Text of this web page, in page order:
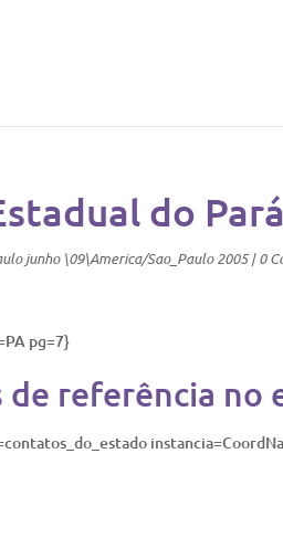
do Pará
junho \09\America/Sao_Paulo 2005|0
pg=7}
referência no